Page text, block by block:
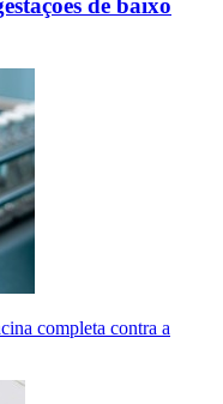
de baixo
completa contra a